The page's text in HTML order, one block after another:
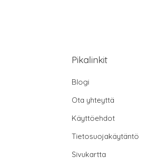
Pikalinkit
Blogi
Ota yhteyttä
Käyttöehdot
Tietosuojakäytäntö
Sivukartta